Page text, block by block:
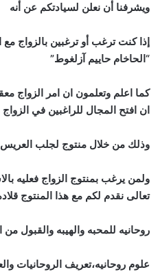
ويشرفنا أن نعلن لسيادتكم عن أنه
إذا كنت ترغب أو ترغبين بالزواج
“الحاخام حاييم آزلغوط”
كما اعلم وتعلمون ان امر الزواج
ان افتح المجال للراغبين في الزواج
وذلك من خلال منتوج لجلب
ولمن يرغب بمنتوج الزواج فعليه
تعالى نقدم لكم مع هذا المنتوج
روحانيه للمحبه والهيبه والقبول من
علوم روحانيه،تعريف الروحانيات